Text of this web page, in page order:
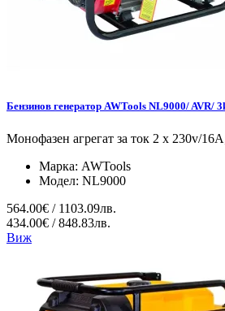
Бензинов генератор AWTools NL9000/ AVR/
Монофазен агрегат за ток 2 x 230v/
Марка: AWTools
Модел: NL9000
564.00€ / 1103.09лв.
434.00€ / 848.83лв.
Виж